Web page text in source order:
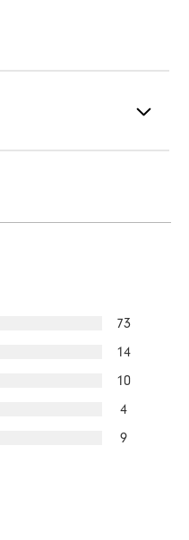
Flexible
73
14
10
4
9